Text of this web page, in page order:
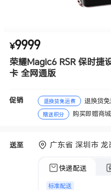
¥9999
荣耀Magic6 RSR 保时捷
卡 全网通版
促销 退换货免运费 退换货
赠送积分 购买即赠商
送至 广东省 深圳市 龙
快递配送
标准配送